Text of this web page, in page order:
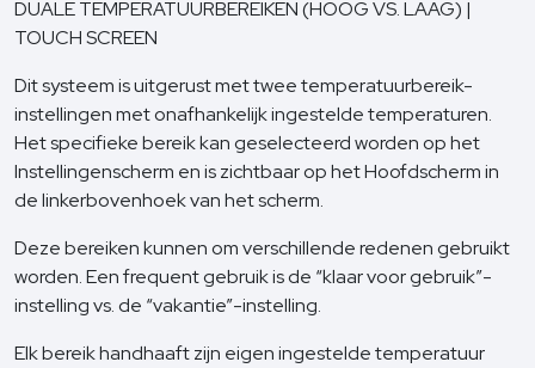
DUALE TEMPERATUURBEREIKEN (HOOG VS. LAAG) |
TOUCH SCREEN
Dit systeem is uitgerust met twee temperatuurbereik-
instellingen met onafhankelijk ingestelde temperaturen.
Het specifieke bereik kan geselecteerd worden op het
Instellingenscherm en is zichtbaar op het Hoofdscherm in
de linkerbovenhoek van het scherm.
Deze bereiken kunnen om verschillende redenen gebruikt
worden. Een frequent gebruik is de “klaar voor gebruik”-
instelling vs. de “vakantie”-instelling.
Elk bereik handhaaft zijn eigen ingestelde temperatuur